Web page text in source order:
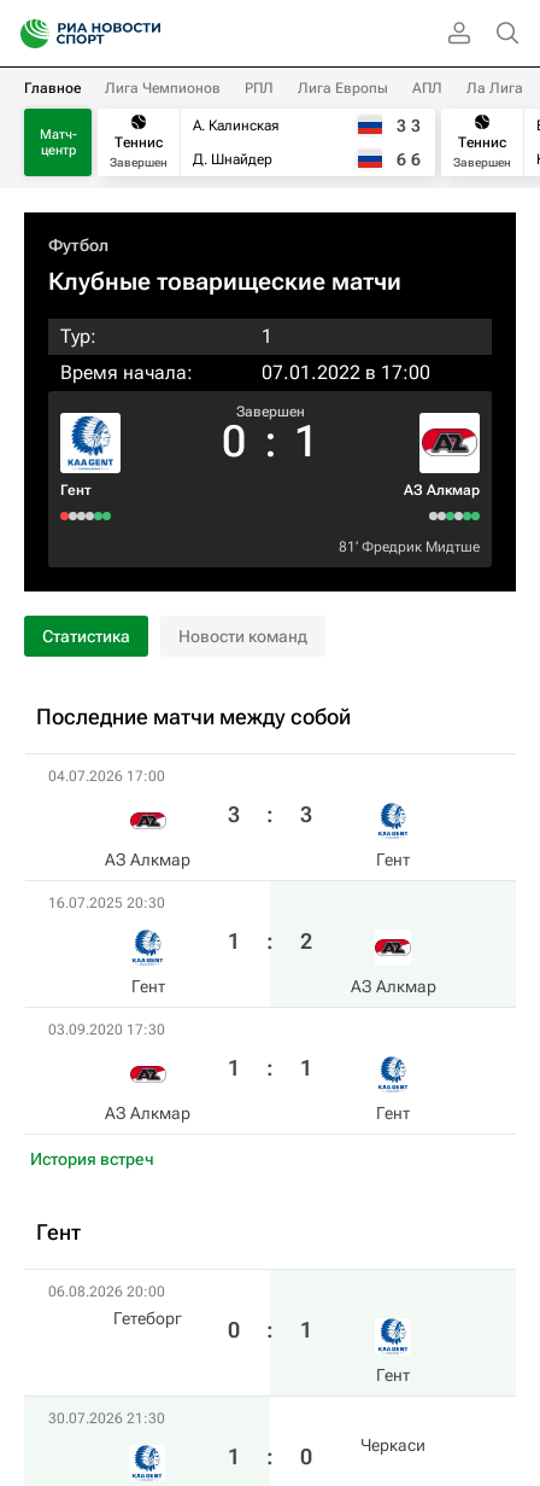
Главное Лига Чемпионов РПЛ Лига Европы АПЛ Ла Лига
Матч-
центр
Теннис
Завершен
А. Калинская
Д. Шнайдер
3 3
6 6
Теннис
Завершен
Футбол
Клубные товарищеские матчи
Тур:
1
Время начала:
07.01.2022 в 17:00
Гент
Завершен
0 : 1
АЗ Алкмар
81‎’‎ Фредрик Мидтше
Статистика Новости команд
Последние матчи между собой
04.07.2026 17:00
АЗ Алкмар
3 : 3
Гент
16.07.2025 20:30
Гент
1 : 2
АЗ Алкмар
03.09.2020 17:30
АЗ Алкмар
1 : 1
Гент
История встреч
Гент
06.08.2026 20:00
Гетеборг 0 : 1
Гент
30.07.2026 21:30
1 : 0 Черкаси